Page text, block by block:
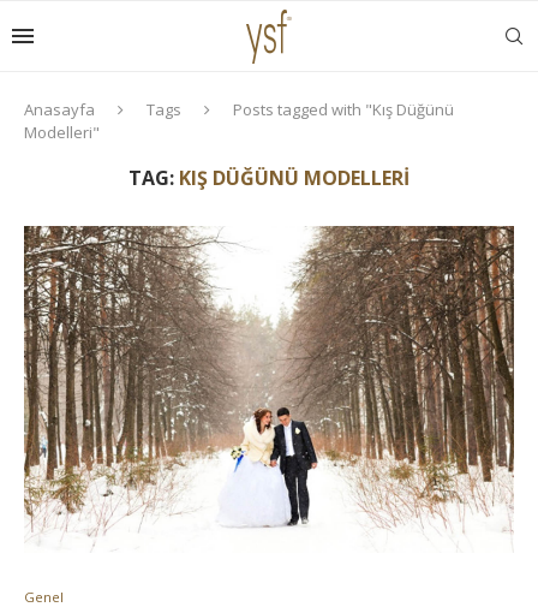
Anasayfa Tags
Posts tagged with "Kış Düğünü
Modelleri"
TAG: KIŞ DÜĞÜNÜ MODELLERI
Genel